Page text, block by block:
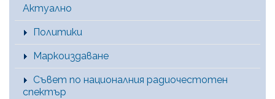
Main Menu [BG]
Актуално
Политики
Маркоиздаване
Съвет по националния радиочестотен
спектър